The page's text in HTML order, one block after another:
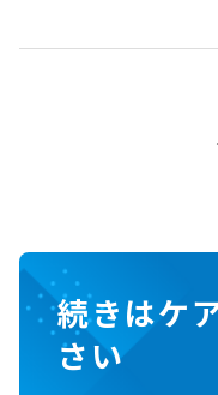
続きはケ
さい